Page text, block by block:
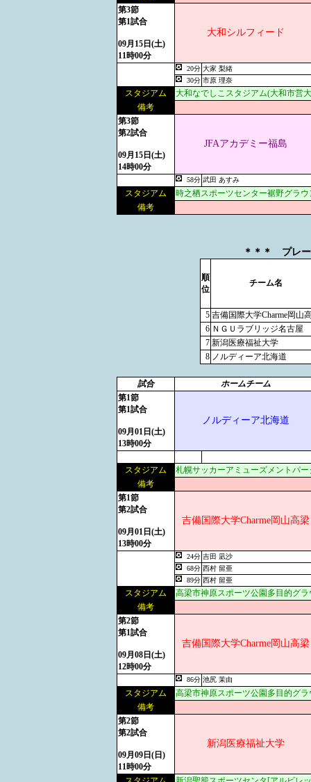
第3節
第1試合
09月15日(土)
11時00分
大和シルフィード
20分 大家 梨緒
30分 市原 理奈
スタジアム
大和なでしこスタジアム(大和市営
備考
第3節
第2試合
09月15日(土)
14時00分
JFAアカデミー福島
58分 武田 あすみ
スタジアム
時之栖スポーツセンター裾野グラウ
備考
＊＊＊ プレ
順
位
チーム名
5 吉備国際大学Charme岡山
6 ＮＧＵラブリッジ名古屋
7 新潟医療福祉大学
8 ノルディーア北海道
試合
ホームチーム
第1節
第1試合
09月01日(土)
13時00分
ノルディーア北海道
スタジアム
札幌サッカーアミューズメントパー
備考
第1節
第2試合
09月01日(土)
13時00分
吉備国際大学Charme岡山高梁
24分 吉田 凪沙
68分 西村 留亜
89分 西村 留亜
スタジアム
高梁市神原スポーツ公園多目的グラ
備考
第2節
第1試合
09月08日(土)
12時00分
吉備国際大学Charme岡山高梁
86分 池尻 茉由
スタジアム
高梁市神原スポーツ公園多目的グラ
備考
第2節
第2試合
09月09日(日)
11時00分
新潟医療福祉大学